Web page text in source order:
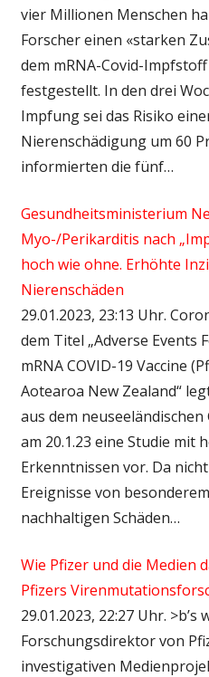
vier Millionen Menschen
Forscher einen «starken
dem mRNA-Covid-
festgestellt. In den drei
Impfung sei das Risiko
Nierenschädigung um 60
informierten die fünf…
Gesundheitsministerium
Myo-/Perikarditis nach
hoch wie ohne. Erhöhte
Nierenschäden
29.01.2023, 23:13 Uhr.
dem Titel „Adverse Events
mRNA COVID-19 Vaccine
Aotearoa New Zealand“
aus dem
am 20.1.23 eine Studie mit
Erkenntnissen vor. Da
Ereignisse von
nachhaltigen Schäden…
Wie Pfizer und die Medien
Pfizers
29.01.2023, 22:27 Uhr.
Forschungsdirektor von
investigativen